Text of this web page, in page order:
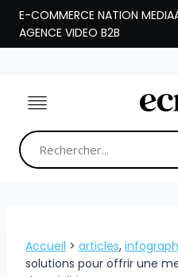
Aller
contenu
E-COMMERCE NATION MEDIA
AGENCE VIDEO B2B
Accueil > articles,
solutions pour offrir une